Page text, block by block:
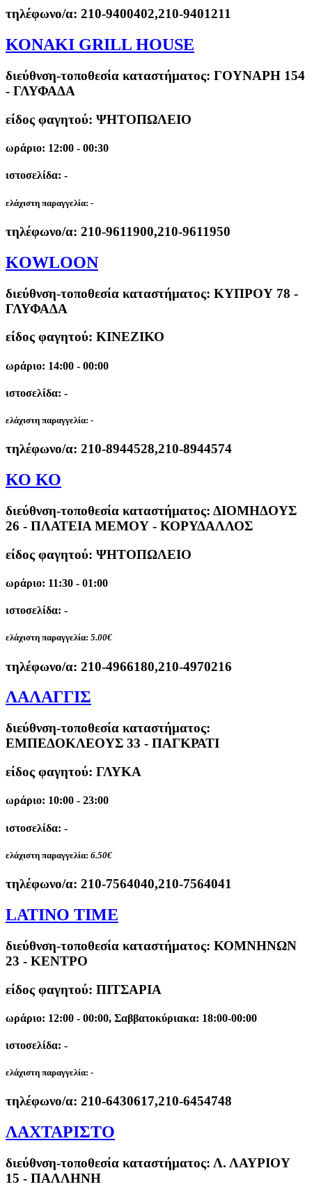
τηλέφωνο/α: 210-9400402,210-9401211
ΚΟΝΑΚΙ GRILL HOUSE
διεύθνση-τοποθεσία καταστήματος: ΓΟΥΝΑΡΗ 154
- ΓΛΥΦΑΔΑ
είδος φαγητού: ΨΗΤΟΠΩΛΕΙΟ
ωράριο: 12:00 - 00:30
ιστοσελίδα: -
ελάχιστη παραγγελία: -
τηλέφωνο/α: 210-9611900,210-9611950
KOWLOON
διεύθνση-τοποθεσία καταστήματος: ΚΥΠΡΟΥ 78 -
ΓΛΥΦΑΔΑ
είδος φαγητού: ΚΙΝΕΖΙΚΟ
ωράριο: 14:00 - 00:00
ιστοσελίδα: -
ελάχιστη παραγγελία: -
τηλέφωνο/α: 210-8944528,210-8944574
ΚΟ ΚΟ
διεύθνση-τοποθεσία καταστήματος: ΔΙΟΜΗΔΟΥΣ
26 - ΠΛΑΤΕΙΑ ΜΕΜΟΥ - ΚΟΡΥΔΑΛΛΟΣ
είδος φαγητού: ΨΗΤΟΠΩΛΕΙΟ
ωράριο: 11:30 - 01:00
ιστοσελίδα: -
ελάχιστη παραγγελία: 5.00€
τηλέφωνο/α: 210-4966180,210-4970216
ΛΑΛΑΓΓΙΣ
διεύθνση-τοποθεσία καταστήματος:
ΕΜΠΕΔΟΚΛΕΟΥΣ 33 - ΠΑΓΚΡΑΤΙ
είδος φαγητού: ΓΛΥΚΑ
ωράριο: 10:00 - 23:00
ιστοσελίδα: -
ελάχιστη παραγγελία: 6.50€
τηλέφωνο/α: 210-7564040,210-7564041
LATINO TIME
διεύθνση-τοποθεσία καταστήματος: ΚΟΜΝΗΝΩΝ
23 - ΚΕΝΤΡΟ
είδος φαγητού: ΠΙΤΣΑΡΙΑ
ωράριο: 12:00 - 00:00, Σαββατοκύριακα: 18:00-00:00
ιστοσελίδα: -
ελάχιστη παραγγελία: -
τηλέφωνο/α: 210-6430617,210-6454748
ΛΑΧΤΑΡΙΣΤΟ
διεύθνση-τοποθεσία καταστήματος: Λ. ΛΑΥΡΙΟΥ
15 - ΠΑΛΛΗΝΗ